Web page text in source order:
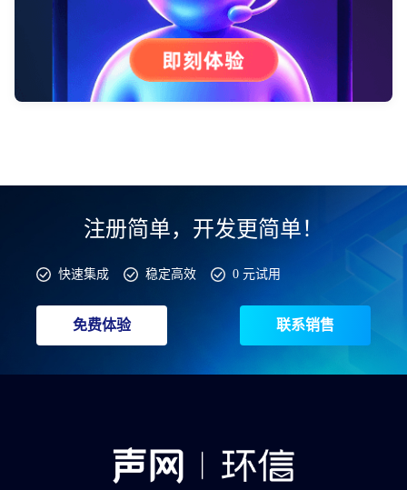
注册简单，开发更简单！
快速集成 稳定高效 0 元试用
免费体验 联系销售